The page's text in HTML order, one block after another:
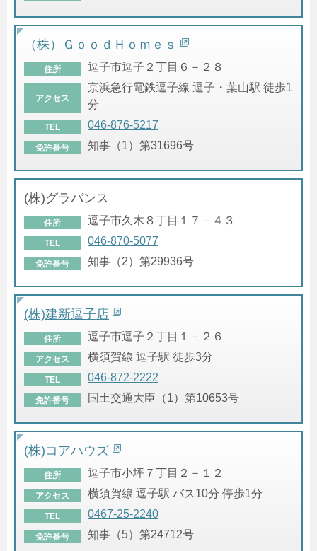
（株）ＧｏｏｄＨｏｍｅｓ
住所 逗子市逗子２丁目６－２８
アクセス
京浜急行電鉄逗子線 逗子・葉山駅 徒歩1
分
TEL 046-876-5217
免許番号 知事（1）第31696号
(株)グラバンス
住所 逗子市久木８丁目１７－４３
TEL 046-870-5077
免許番号 知事（2）第29936号
(株)建新逗子店
住所 逗子市逗子２丁目１－２６
アクセス 横須賀線 逗子駅 徒歩3分
TEL 046-872-2222
免許番号 国土交通大臣（1）第10653号
(株)コアハウズ
住所 逗子市小坪７丁目２－１２
アクセス 横須賀線 逗子駅 バス10分 停歩1分
TEL 0467-25-2240
免許番号 知事（5）第24712号